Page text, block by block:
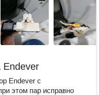
Endever
Endever с
этом пар исправно